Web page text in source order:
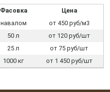
Фасовка
Цена
навалом
от 450 руб/м3
50 л
от 120 руб/шт
25 л
от 75 руб/шт
1000 кг от 1 450 руб/шт